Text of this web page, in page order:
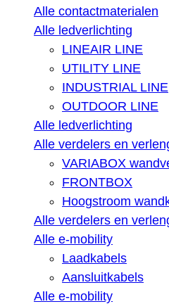
Alle contactmaterialen
Alle ledverlichting
LINEAIR LINE
UTILITY LINE
INDUSTRIAL LINE
OUTDOOR LINE
Alle ledverlichting
Alle verdelers en
VARIABOX
FRONTBOX
Hoogstroom
Alle verdelers en
Alle e-mobility
Laadkabels
Aansluitkabels
Alle e-mobility